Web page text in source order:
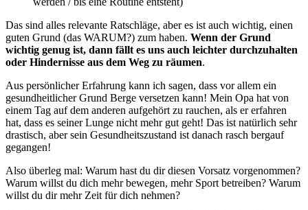
Das sind alles relevante Ratschläge, aber es ist auch wichtig, einen
guten Grund (das WARUM?) zum haben. Wenn der Grund
wichtig genug ist, dann fällt es uns auch leichter durchzuhalten
oder Hindernisse aus dem Weg zu räumen.
Aus persönlicher Erfahrung kann ich sagen, dass vor allem ein
gesundheitlicher Grund Berge versetzen kann! Mein Opa hat von
einem Tag auf dem anderen aufgehört zu rauchen, als er erfahren
hat, dass es seiner Lunge nicht mehr gut geht! Das ist natürlich sehr
drastisch, aber sein Gesundheitszustand ist danach rasch bergauf
gegangen!
Also überleg mal: Warum hast du dir diesen Vorsatz vorgenommen?
Warum willst du dich mehr bewegen, mehr Sport betreiben? Warum
willst du dir mehr Zeit für dich nehmen?